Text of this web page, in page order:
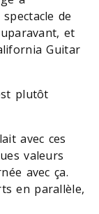
de
et
Guitar
plutôt
avec ces
valeurs
avec ça.
en parallèle,